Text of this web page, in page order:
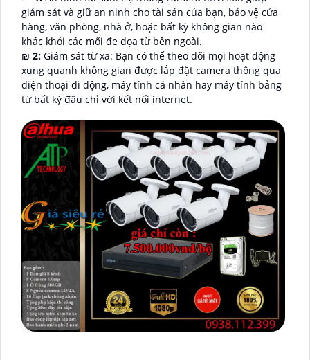
giám sát và giữ an ninh cho tài sản của bạn, bảo vệ cửa
hàng, văn phòng, nhà ở, hoặc bất kỳ không gian nào
khác khỏi các mối đe dọa từ bên ngoài.
₪ 2: Giám sát từ xa: Bạn có thể theo dõi mọi hoạt động
xung quanh không gian được lắp đặt camera thông qua
điện thoại di động, máy tính cá nhân hay máy tính bảng
từ bất kỳ đâu chỉ với kết nối internet.